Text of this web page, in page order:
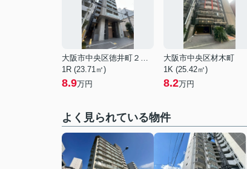
大阪市中央区徳井町２丁目
1R (23.71㎡)
8.9万円
大阪市中央区材木町
1K (25.42㎡)
8.2万円
よく見られている物件